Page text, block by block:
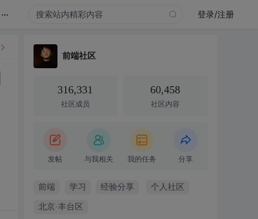
... 登录/注册
前端社区
316,331
社区成员
60,458
社区内容
发帖 与我相关 我的任务 分享
前端 学习 经验分享 个人社区
北京·丰台区